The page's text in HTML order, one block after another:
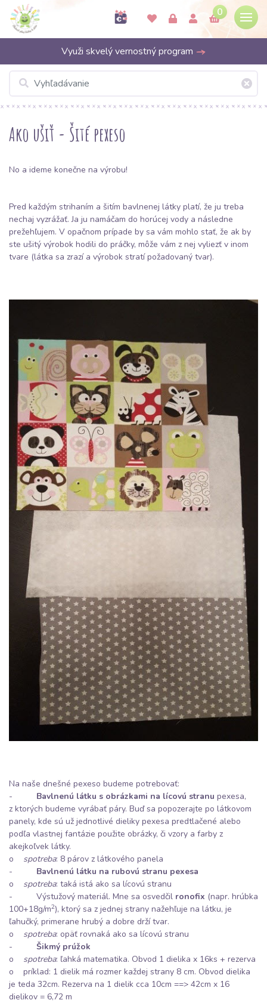
0
Využi skvelý vernostný program
Ako ušiť - Šité pexeso
No a ideme konečne na výrobu!
Pred každým strihaním a šitím bavlnenej látky platí, že ju treba
nechaj vyzrážať. Ja ju namáčam do horúcej vody a následne
prežehľujem. V opačnom prípade by sa vám mohlo stať, že ak by
ste ušitý výrobok hodili do práčky, môže vám z nej vyliezť v inom
tvare (látka sa zrazí a výrobok stratí požadovaný tvar).
Na naše dnešné pexeso budeme potrebovať:
- Bavlnenú látku s obrázkami na lícovú stranu pexesa,
z ktorých budeme vyrábať páry. Buď sa popozerajte po látkovom
panely, kde sú už jednotlivé dieliky pexesa predtlačené alebo
podľa vlastnej fantázie použite obrázky, či vzory a farby z
akejkoľvek látky.
o spotreba: 8 párov z látkového panela
- Bavlnenú látku na rubovú stranu pexesa
o spotreba: taká istá ako sa lícovú stranu
- Výstužový materiál. Mne sa osvedčil ronofix (napr. hrúbka
100+18g/m2), ktorý sa z jednej strany nažehľuje na látku, je
ľahučký, primerane hrubý a dobre drží tvar.
o spotreba: opäť rovnaká ako sa lícovú stranu
- Šikmý prúžok
o spotreba: ľahká matematika. Obvod 1 dielika x 16ks + rezerva
o príklad: 1 dielik má rozmer každej strany 8 cm. Obvod dielika
je teda 32cm. Rezerva na 1 dielik cca 10cm ==> 42cm x 16
dielikov = 6,72 m